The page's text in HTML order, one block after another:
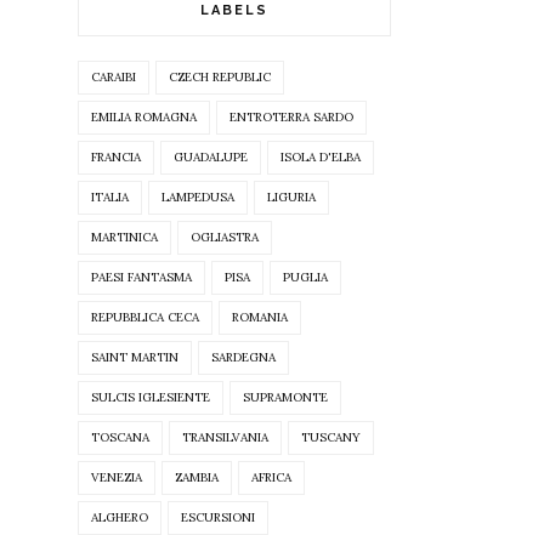
LABELS
CARAIBI CZECH REPUBLIC
EMILIA ROMAGNA ENTROTERRA SARDO
FRANCIA GUADALUPE ISOLA D'ELBA
ITALIA LAMPEDUSA LIGURIA
MARTINICA OGLIASTRA
PAESI FANTASMA PISA PUGLIA
REPUBBLICA CECA ROMANIA
SAINT MARTIN SARDEGNA
SULCIS IGLESIENTE SUPRAMONTE
TOSCANA TRANSILVANIA TUSCANY
VENEZIA ZAMBIA AFRICA
ALGHERO ESCURSIONI